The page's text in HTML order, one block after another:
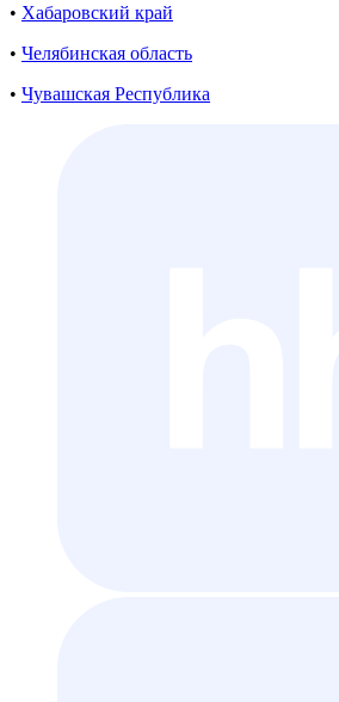
• Хабаровский край
• Челябинская область
• Чувашская Республика